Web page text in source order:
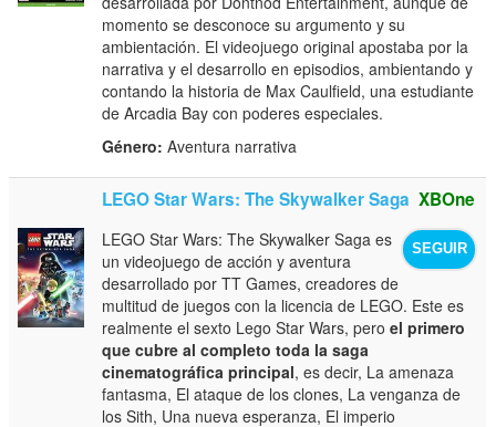
momento se desconoce su argumento y su
ambientación. El videojuego original apostaba por la
narrativa y el desarrollo en episodios, ambientando y
contando la historia de Max Caulfield, una estudiante
de Arcadia Bay con poderes especiales.
Género: Aventura narrativa
LEGO Star Wars: The Skywalker Saga XBOne
SEGUIR
LEGO Star Wars: The Skywalker Saga es
un videojuego de acción y aventura
desarrollado por TT Games, creadores de
multitud de juegos con la licencia de LEGO. Este es
realmente el sexto Lego Star Wars, peroel primero
que cubre al completo toda la saga
cinematográfica principal, es decir, La amenaza
fantasma, El ataque de los clones, La venganza de
los Sith, Una nueva esperanza, El imperio